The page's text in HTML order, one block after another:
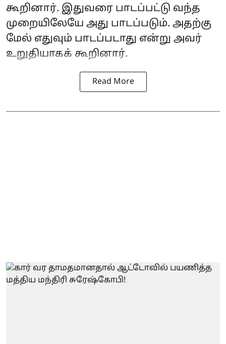
கூறினார். இதுவரை பாடப்பட்டு வந்த
முறையிலேயே அது பாடப்படும். அதற்கு
மேல் எதுவும் பாடப்படாது என்று அவர்
உறுதியாகக் கூறினார்.
Read More